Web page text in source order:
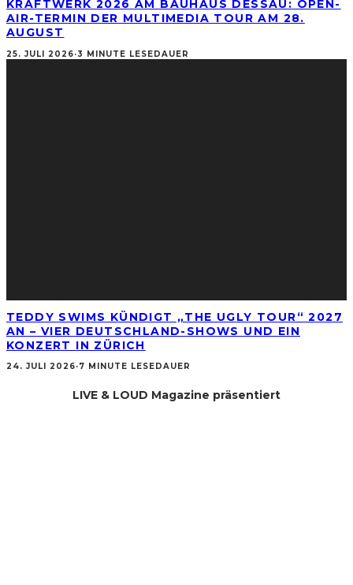
KRAFTWERK 2026 AM BAUHAUS DESSAU: OPEN-
AIR-TERMIN DER MULTIMEDIA TOUR AM 28.
AUGUST
25. JULI 2026·3 MINUTE LESEDAUER
TEDDY SWIMS KÜNDIGT „THE UGLY TOUR“ 2027
AN – VIER DEUTSCHLAND-SHOWS UND EIN
KONZERT IN ZÜRICH
24. JULI 2026·7 MINUTE LESEDAUER
LIVE & LOUD Magazine präsentiert